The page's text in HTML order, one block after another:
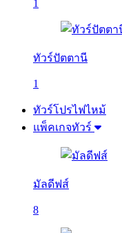
1
ทัวร์ปัตตานี
1
ทัวร์โปรไฟไหม้
แพ็คเกจทัวร์
มัลดีฟส์
8